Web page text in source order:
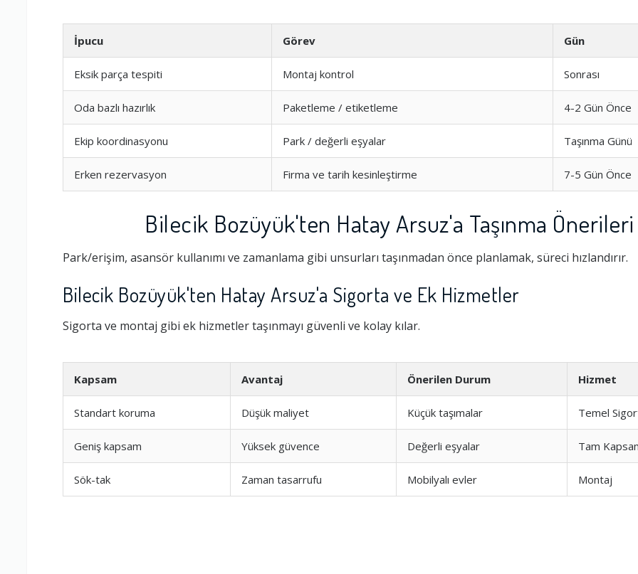
İpucu Görev Gün
Eksik parça tespiti Montaj kontrol Sonrası
Oda bazlı hazırlık Paketleme / etiketleme 4-2 Gün Önce
Ekip koordinasyonu Park / değerli eşyalar Taşınma Günü
Erken rezervasyon Firma ve tarih kesinleştirme 7-5 Gün Önce
Bilecik Bozüyük'ten Hatay Arsuz'a Taşınma Önerileri
Park/erişim, asansör kullanımı ve zamanlama gibi unsurları taşınmadan önce planlamak, süreci hızlandırır.
Bilecik Bozüyük'ten Hatay Arsuz'a Sigorta ve Ek Hizmetler
Sigorta ve montaj gibi ek hizmetler taşınmayı güvenli ve kolay kılar.
Kapsam Avantaj Önerilen Durum Hizmet
Standart koruma Düşük maliyet Küçük taşımalar Temel
Geniş kapsam Yüksek güvence Değerli eşyalar Tam
Sök-tak Zaman tasarrufu Mobilyalı evler Montaj
Ambalajlama Hizmeti
Firma ile İletişim